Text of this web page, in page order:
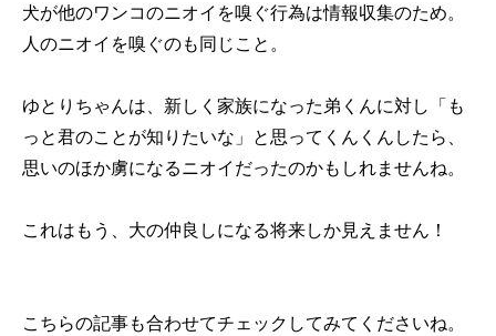
犬が他のワンコのニオイを嗅ぐ行為は情報収集のため。
人のニオイを嗅ぐのも同じこと。
ゆとりちゃんは、新しく家族になった弟くんに対し「も
っと君のことが知りたいな」と思ってくんくんしたら、
思いのほか虜になるニオイだったのかもしれませんね。
これはもう、大の仲良しになる将来しか見えません！
こちらの記事も合わせてチェックしてみてくださいね。